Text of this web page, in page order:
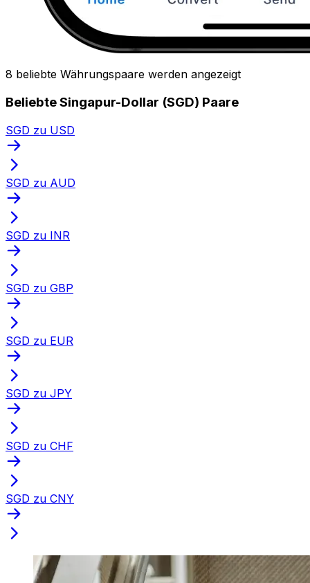
8 beliebte Währungspaare werden angezeigt
Beliebte Singapur-Dollar (SGD) Paare
SGD zu USD
SGD zu AUD
SGD zu INR
SGD zu GBP
SGD zu EUR
SGD zu JPY
SGD zu CHF
SGD zu CNY